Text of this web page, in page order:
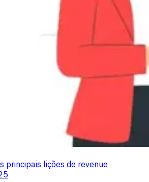
principais lições de revenue